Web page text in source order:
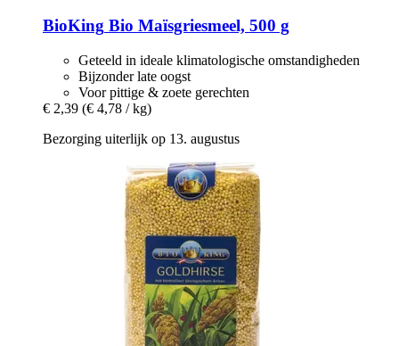
BioKing Bio Maïsgriesmeel, 500 g
Geteeld in ideale klimatologische omstandigheden
Bijzonder late oogst
Voor pittige & zoete gerechten
€ 2,39 (€ 4,78 / kg)
Bezorging uiterlijk op 13. augustus